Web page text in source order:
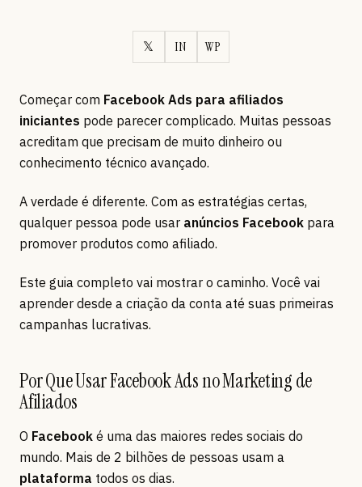
𝕏 IN WP
Começar com Facebook Ads para afiliados
iniciantes pode parecer complicado. Muitas pessoas
acreditam que precisam de muito dinheiro ou
conhecimento técnico avançado.
A verdade é diferente. Com as estratégias certas,
qualquer pessoa pode usar anúncios Facebook para
promover produtos como afiliado.
Este guia completo vai mostrar o caminho. Você vai
aprender desde a criação da conta até suas primeiras
campanhas lucrativas.
Por Que Usar Facebook Ads no Marketing de
Afiliados
O Facebook é uma das maiores redes sociais do
mundo. Mais de 2 bilhões de pessoas usam a
plataforma todos os dias.